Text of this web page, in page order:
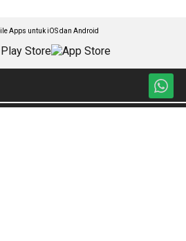
Apps untuk iOS dan Android